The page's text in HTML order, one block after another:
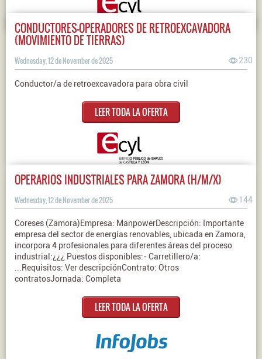
CONDUCTORES-OPERADORES DE RETROEXCAVADORA
(MOVIMIENTO DE TIERRAS)
Wednesday, 12 de November de 2025 230
Conductor/a de retroexcavadora para obra civil
LEER TODA LA OFERTA
OPERARIOS INDUSTRIALES PARA ZAMORA (H/M/X)
Wednesday, 12 de November de 2025 144
Coreses (Zamora)Empresa: ManpowerDescripción: Importante
empresa del sector de energías renovables, ubicada en Zamora,
incorpora 4 profesionales para diferentes áreas del proceso
industrial:¿¿¿ Puestos disponibles:- Carretillero/a:
...Requisitos: Ver descripciónContrato: Otros
contratosJornada: Completa
LEER TODA LA OFERTA